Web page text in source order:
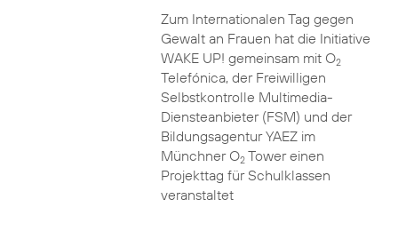
Zum Internationalen Tag gegen
Gewalt an Frauen hat die Initiative
WAKE UP! gemeinsam mit O2
Telefónica, der Freiwilligen
Selbstkontrolle Multimedia-
Diensteanbieter (FSM) und der
Bildungsagentur YAEZ im
Münchner O2Tower einen
Projekttag für Schulklassen
veranstaltet